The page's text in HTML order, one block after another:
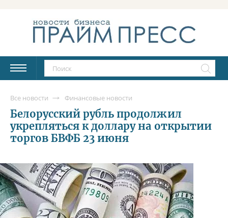
Все новости Финансовые новости
Белорусский рубль продолжил
укрепляться к доллару на открытии
торгов БВФБ 23 июня